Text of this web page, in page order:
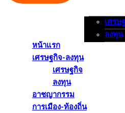
เศรษฐกิ
เศรษ
ลงทุน
หน้าแรก
เศรษฐกิจ-ลงทุน
เศรษฐกิจ
ลงทุน
อาชญากรรม
การเมือง-ท้องถิ่น